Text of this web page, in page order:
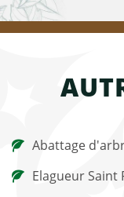
Abattage
Elagueur Saint